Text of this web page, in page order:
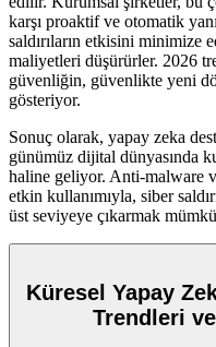
karşı proaktif ve otomatik
saldırıların etkisini minimize
maliyetleri düşürürler. 2026
güvenliğin, güvenlikte yeni
gösteriyor.
Sonuç olarak, yapay zeka
günümüz dijital dünyasında
haline geliyor. Anti-malware
etkin kullanımıyla, siber
üst seviyeye çıkarmak
Küresel Yapay
Trendleri ve